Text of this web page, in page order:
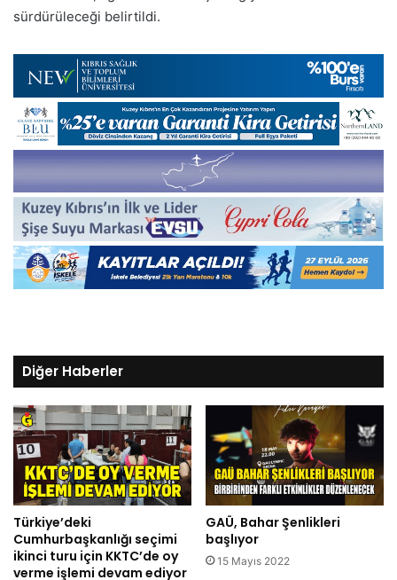
sürdürüleceği belirtildi.
Diğer Haberler
Türkiye’deki
Cumhurbaşkanlığı seçimi
ikinci turu için KKTC’de oy
verme işlemi devam ediyor
GAÜ, Bahar Şenlikleri
başlıyor
15 Mayıs 2022